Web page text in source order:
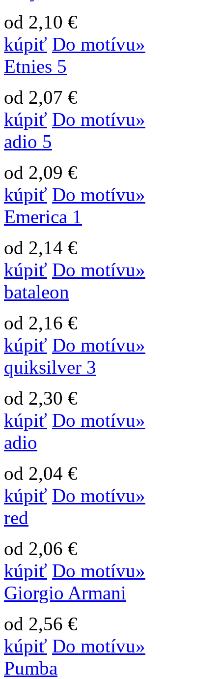
od 2,10 €
kúpiť Do motívu»
Etnies 5
od 2,07 €
kúpiť Do motívu»
adio 5
od 2,09 €
kúpiť Do motívu»
Emerica 1
od 2,14 €
kúpiť Do motívu»
bataleon
od 2,16 €
kúpiť Do motívu»
quiksilver 3
od 2,30 €
kúpiť Do motívu»
adio
od 2,04 €
kúpiť Do motívu»
red
od 2,06 €
kúpiť Do motívu»
Giorgio Armani
od 2,56 €
kúpiť Do motívu»
Pumba